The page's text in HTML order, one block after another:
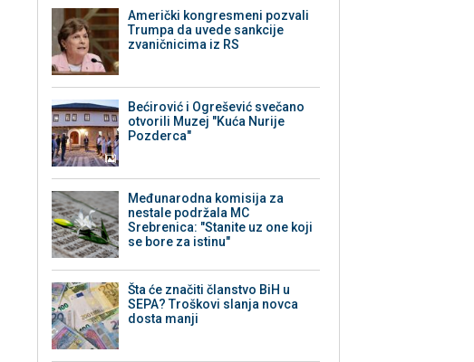
Američki kongresmeni pozvali
Trumpa da uvede sankcije
zvaničnicima iz RS
Bećirović i Ogrešević svečano
otvorili Muzej "Kuća Nurije
Pozderca"
Međunarodna komisija za
nestale podržala MC
Srebrenica: "Stanite uz one koji
se bore za istinu"
Šta će značiti članstvo BiH u
SEPA? Troškovi slanja novca
dosta manji